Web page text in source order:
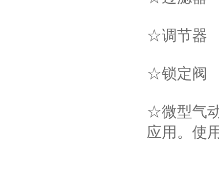
☆调节器
☆锁定阀
☆微型气
应用。使